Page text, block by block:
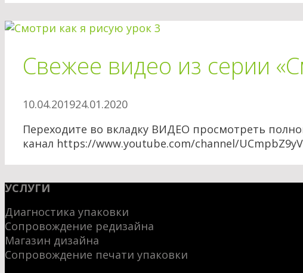
Свежее видео из серии
10.04.201924.01.2020
Переходите во вкладку ВИДЕО просмотреть
канал https://www.youtube.com/channel/
УСЛУГИ
Диагностика упаковки
Сопровождение редизайна
Магазин дизайна
Сопровождение печати упаковки